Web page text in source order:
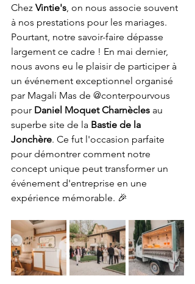
Chez Vintie's, on nous associe souvent
à nos prestations pour les mariages.
Pourtant, notre savoir-faire dépasse
largement ce cadre ! En mai dernier,
nous avons eu le plaisir de participer à
un événement exceptionnel organisé
par Magali Mas de @conterpourvous
pour Daniel Moquet Charnècles au
superbe site de la Bastie de la
Jonchère. Ce fut l'occasion parfaite
pour démontrer comment notre
concept unique peut transformer un
événement d'entreprise en une
expérience mémorable. 🎉